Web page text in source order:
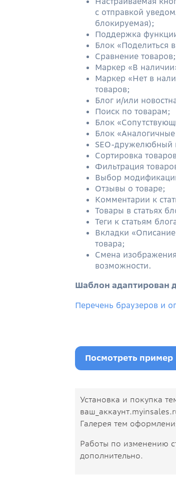
с отправкой
блокируемая);
Поддержка
Блок «Поделиться
Сравнение товаров;
Маркер «В
Маркер «Нет в
товаров;
Блог и/или
Поиск по товарам;
Блок
Блок
SEO-дружелюбный
Сортировка
Фильтрация
Выбор
Отзывы о товаре;
Комментарии к
Товары в статьях
Теги к статьям
Вкладки
товара;
Смена
возможности.
Шаблон адаптирован
Перечень браузеров и
Посмотреть пример
Установка и покупка
Галерея тем
Работы по изменению
дополнительно.